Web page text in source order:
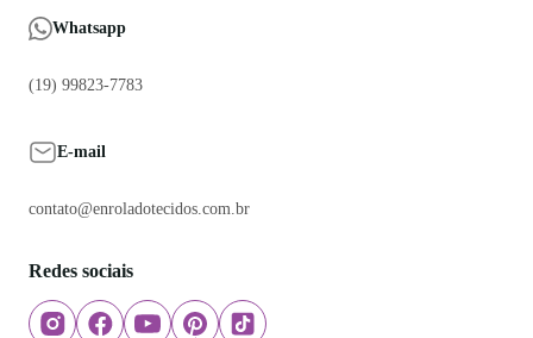
Whatsapp
(19) 99823-7783
E-mail
contato@enroladotecidos.com.br
Redes sociais